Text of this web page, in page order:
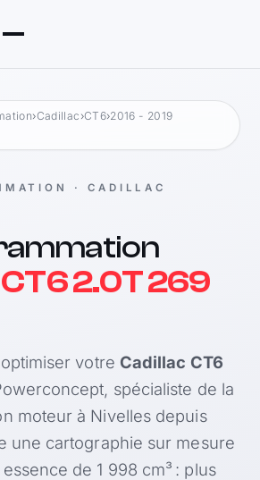
›Cadillac ›CT6›2016 - 2019
· CADILLAC
2.0T 269
votre Cadillac CT6
spécialiste de la
moteur à Nivelles depuis
une cartographie sur mesure
de 1 998 cm³ : plus